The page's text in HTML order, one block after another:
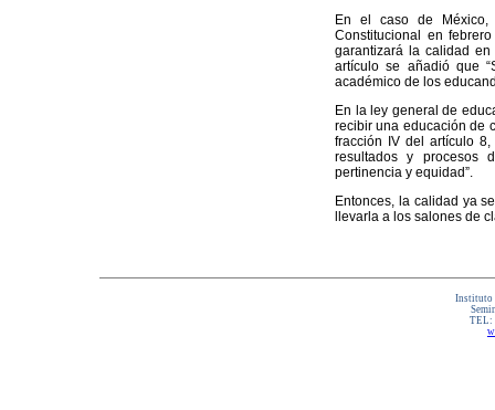
En el caso de México,
Constitucional en
garantizará la calidad en
artículo se añadió que
académico de los
En la ley general de
recibir una educación de
fracción IV del artículo
resultados y procesos
pertinencia y equidad”.
Entonces, la calidad ya
llevarla a los salones de
Instituto
TEL: